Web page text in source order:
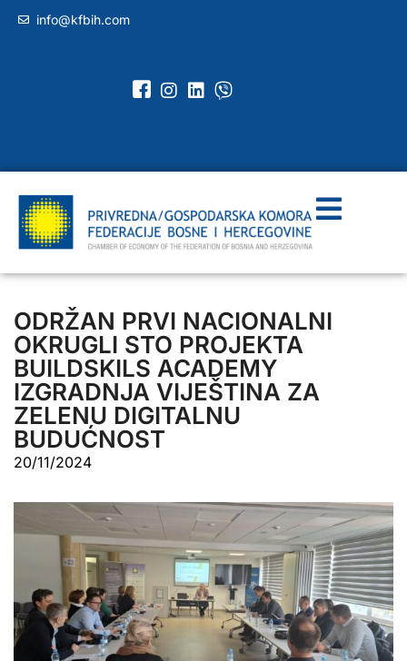
info@kfbih.com
ODRŽAN PRVI NACIONALNI
OKRUGLI STO PROJEKTA
BUILDSKILS ACADEMY
IZGRADNJA VIJEŠTINA ZA
ZELENU DIGITALNU
BUDUĆNOST
20/11/2024